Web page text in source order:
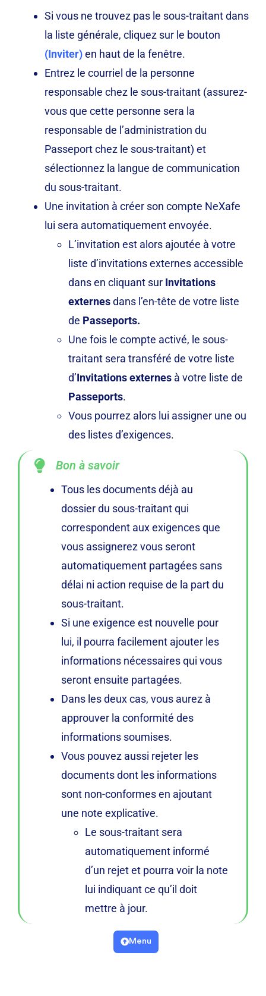
Si vous ne trouvez pas le sous-traitant dans
la liste générale, cliquez sur le bouton
(Inviter)en haut de la fenêtre.
Entrez le courriel de la personne
responsable chez le sous-traitant (assurez-
vous que cette personne sera la
responsable de l’administration du
Passeport chez le sous-traitant) et
sélectionnez la langue de communication
du sous-traitant.
Une invitation à créer son compte NeXafe
lui sera automatiquement envoyée.
L’invitation est alors ajoutée à votre
liste d’invitations externes accessible
dans en cliquant sur Invitations
externesdans l’en-tête de votre liste
de Passeports.
Une fois le compte activé, le sous-
traitant sera transféré de votre liste
d’Invitations externes à votre liste de
Passeports.
Vous pourrez alors lui assigner une ou
des listes d’exigences.
Bon à savoir
Tous les documents déjà au
dossier du sous-traitant qui
correspondent aux exigences que
vous assignerez vous seront
automatiquement partagées sans
délai ni action requise de la part du
sous-traitant.
Si une exigence est nouvelle pour
lui, il pourra facilement ajouter les
informations nécessaires qui vous
seront ensuite partagées.
Dans les deux cas, vous aurez à
approuver la conformité des
informations soumises.
Vous pouvez aussi rejeter les
documents dont les informations
sont non-conformes en ajoutant
une note explicative.
Le sous-traitant sera
automatiquement informé
d’un rejet et pourra voir la note
lui indiquant ce qu’il doit
mettre à jour.
Menu